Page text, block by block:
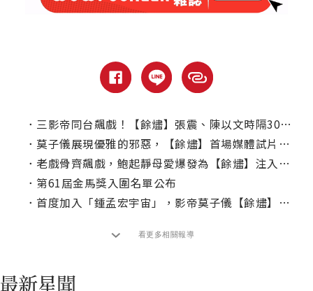
． 三影帝同台飆戲！【餘燼】張震、陳以文時隔30年再度合作
． 莫子儀展現優雅的邪惡，【餘燼】首場媒體試片獲滿堂彩！
． 老戲骨齊飆戲，鮑起靜母愛爆發為【餘燼】注入溫暖
． 第61屆金馬獎入圍名單公布
． 首度加入「鍾孟宏宇宙」，影帝莫子儀【餘燼】橫跨半世紀一人分飾兩角
看更多相關報導